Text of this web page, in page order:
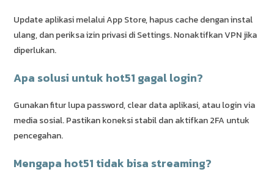
Update aplikasi melalui App Store, hapus cache dengan instal
ulang, dan periksa izin privasi di Settings. Nonaktifkan VPN jika
diperlukan.
Apa solusi untuk hot51 gagal login?
Gunakan fitur lupa password, clear data aplikasi, atau login via
media sosial. Pastikan koneksi stabil dan aktifkan 2FA untuk
pencegahan.
Mengapa hot51 tidak bisa streaming?